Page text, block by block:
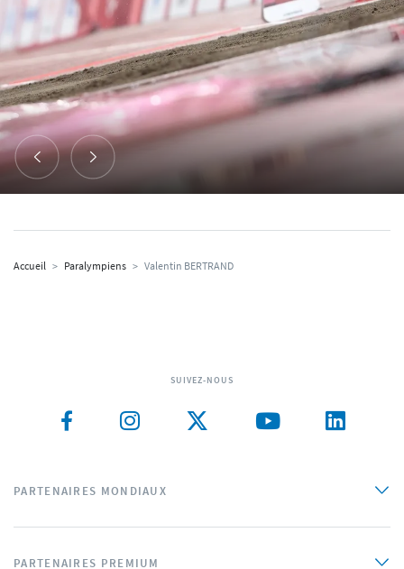
Accueil > Paralympiens > Valentin BERTRAND
SUIVEZ-NOUS
PARTENAIRES MONDIAUX
PARTENAIRES PREMIUM